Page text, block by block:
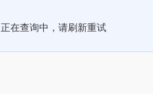
正在查询中，请刷新重试